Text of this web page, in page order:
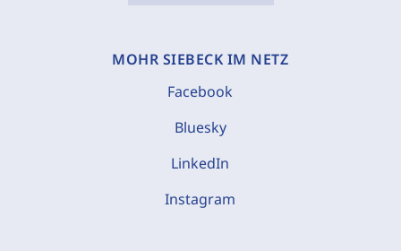
MOHR SIEBECK IM NETZ
Facebook
Bluesky
LinkedIn
Instagram